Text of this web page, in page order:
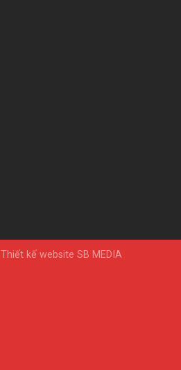
Thiết kế website SB MEDIA